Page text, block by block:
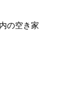
の空き家